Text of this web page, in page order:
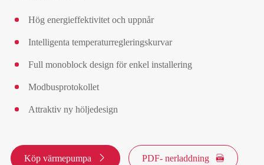
Hög energieffektivitet och uppnår
Intelligenta temperaturregleringskurvar
Full monoblock design för enkel installering
Modbusprotokollet
Attraktiv ny höljedesign
Köp värmepumpa  PDF- nerladdning 